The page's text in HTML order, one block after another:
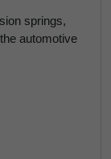
springs,
automotive